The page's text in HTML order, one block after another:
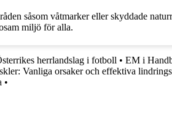
såsom våtmarker eller skyddade
miljö för alla.
herrlandslag i fotboll • EM i
Vanliga orsaker och effektiva
•